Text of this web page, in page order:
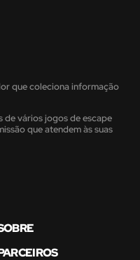
que coleciona informação
de vários jogos de escape
que atendem às suas